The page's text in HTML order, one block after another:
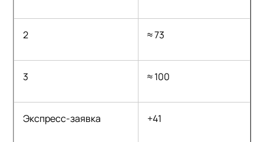
2 ≈ 73
3 ≈ 100
Экспресс-заявка +41